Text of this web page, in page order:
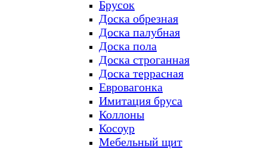
Брусок
Доска обрезная
Доска палубная
Доска пола
Доска строганная
Доска террасная
Евровагонка
Имитация бруса
Коллоны
Косоур
Мебельный щит